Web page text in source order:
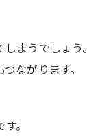
まうでしょう。
ながります。
。